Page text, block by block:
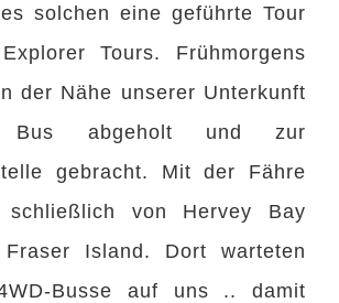
solchen eine geführte Tour
Tours. Frühmorgens
der Nähe unserer Unterkunft
abgeholt und zur
gebracht. Mit der Fähre
von Hervey Bay
Island. Dort warteten
Busse auf uns .. damit